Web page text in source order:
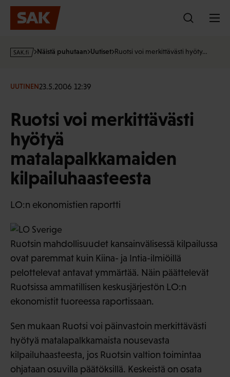
Hyppää
sisältöön
s
·
Näistä puhutaan Uutiset Ruotsi voi merkittävästi hyöty…
UUTINEN23.5.2006 12:39
Ruotsi voi merkittävästi
hyötyä
matalapalkkamaiden
kilpailuhaasteesta
LO:n ekonomistien raportti
Ruotsin mahdollisuudet kansainvälisessä kilpailussa
ovat paremmat kuin Kiina- ja Intia-ilmiöillä
pelottelevat antavat ymmärtää. Näin päättelevät
Ruotsissa ammatillisen keskusjärjestön LO:n
ekonomistit tuoreessa raportissaan.
Sen mukaan Ruotsi voi päinvastoin merkittävästi
hyötyä matalapalkkamaista nousevasta
kilpailuhaasteesta, jos Ruotsin valtion toimintaa
ohjataan osuvilla päätöksillä. Keskeistä on osata